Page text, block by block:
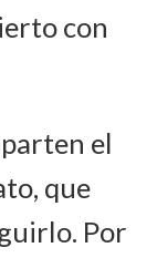
con
el
que
Por